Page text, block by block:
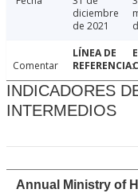
diciembre
de 2021
Comentar
INDICADORES
INTERMEDIOS
Annual Ministry of